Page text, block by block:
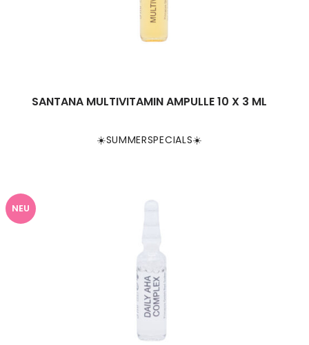
☀️SUMMERSPECIALS☀️
SANTANA MULTIVITAMIN AMPULLE 10 X 3 ML
NEU